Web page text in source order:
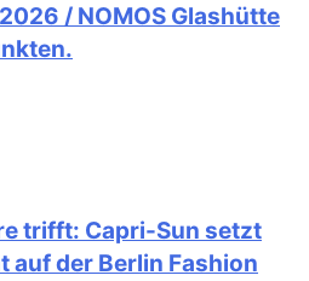
/ NOMOS Glashütte
trifft: Capri-Sun setzt
auf der Berlin Fashion